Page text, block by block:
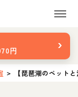
円
›
＞ 【琵琶湖のペット